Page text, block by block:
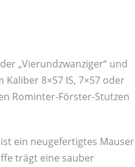
„Vierundzwanziger“ und
8×57 IS, 7×57 oder
Rominter-Förster-Stutzen
ein neugefertigtes Mauser
trägt eine sauber